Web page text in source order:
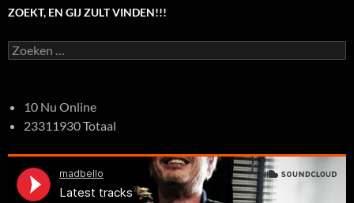
ZOEKT, EN GIJ ZULT VINDEN!!!
Zoeken
naar:
10 Nu Online
23311930 Totaal